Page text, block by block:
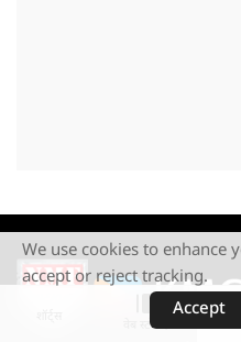
वेब स्टोरीज़
We use cookies to enhance
accept or reject tracking.
Accept